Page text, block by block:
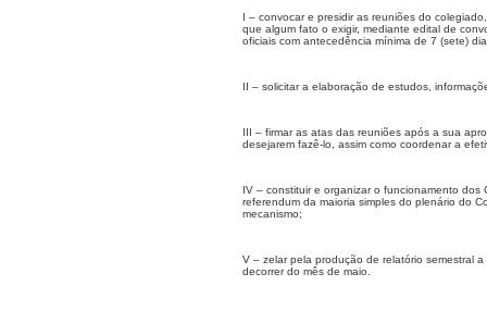
I – convocar e presidir as reuniões do
que algum fato o exigir, mediante edital de
oficiais com antecedência mínima de 7 (sete)
II – solicitar a elaboração de estudos,
III – firmar as atas das reuniões após a sua
desejarem fazê-lo, assim como coordenar a
IV – constituir e organizar o funcionamento
referendum da maioria simples do plenário do
mecanismo;
V – zelar pela produção de relatório semestral
decorrer do mês de maio.